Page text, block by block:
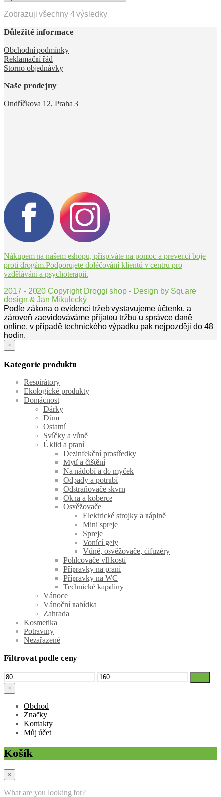
Zobrazuji všechny 4 výsledky
Důležité informace
Obchodní podmínky
Reklamační řád
Storno objednávky
Naše prodejny
Ondříčkova 12, Praha 3
Nákupem na našem eshopu, přispíváte na pomoc a prevenci boje
proti drogám.Podporujete doléčování klientů v centru pro
vzdělávání a psychoterapii.
2017 - 2020 Copyright Droggi shop - Design by Square
design & Jan Mikulecký
Podle zákona o evidenci tržeb vystavujeme účtenku a
zároveň zaevidováváme přijatou tržbu u správce daně
online, v případě technického výpadku pak nejpozději do 48
hodin.
×
Kategorie produktu
Respirátory
Ekologické produkty
Domácnost
Dárky
Dům
Ostatní
Svíčky a vůně
Úklid a praní
Dezinfekční prostředky
Mytí a čištění
Na nádobí a do myček
Odpady a potrubí
Odstraňovače skvrn
Okna a koberce
Osvěžovače
Elektrické strojky a náplně
Mini spreje
Spreje
Vonící gely
Vůně, osvěžovače, difuzéry
Pohlcovače vlhkosti
Přípravky na praní
Přípravky na WC
Technické kapaliny
Vánoce
Vánoční nabídka
Zahrada
Kosmetika
Potraviny
Nezařazené
Filtrovat podle ceny
Minimální
cena
Maximální
cena
×
Obchod
Značky
Kontakty
Můj účet
Košík
×
What are you looking for?